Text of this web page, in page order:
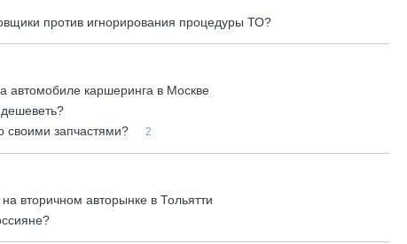
против игнорирования процедуры ТО?
автомобиле каршеринга в Москве
запчастями?
2
вторичном авторынке в Тольятти